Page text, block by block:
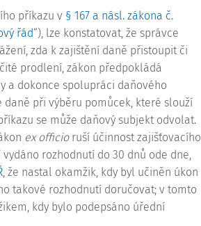
příkazu v § 167 a násl. zákona č.
řád“), lze konstatovat, že správce
zda k zajištění daně přistoupit či
prodlení, zákon předpokládá
a dokonce spolupráci daňového
při výběru pomůcek, které slouží
se může daňový subjekt odvolat.
ex officioruší účinnost zajišťovacího
rozhodnutí do 30 dnů ode dne,
, že nastal okamžik, kdy byl učiněn úkon
takové rozhodnutí doručovat; v tomto
kdy bylo podepsáno úřední